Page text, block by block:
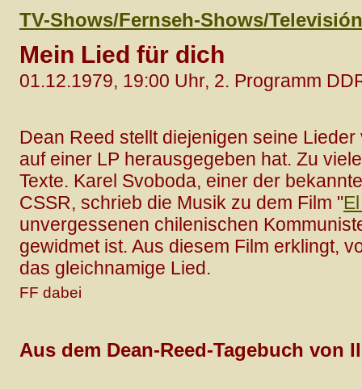
TV-Shows/Fernseh-Shows/
Mein Lied für dich
01.12.1979, 19:00 Uhr, 2. Programm
Dean Reed stellt diejenigen seine
auf einer LP herausgegeben hat. Zu
Texte. Karel Svoboda, einer der
CSSR, schrieb die Musik zu dem Film "
unvergessenen chilenischen
gewidmet ist. Aus diesem Film erklingt,
das gleichnamige Lied.
FF dabei
Aus dem Dean-Reed-Tagebuch von